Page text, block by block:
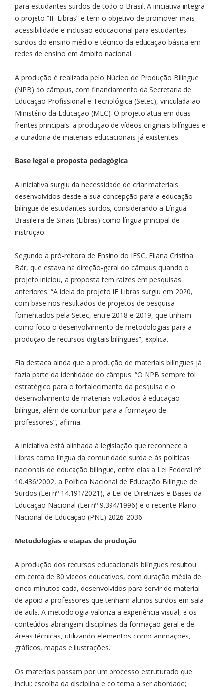
para estudantes surdos de todo o Brasil. A iniciativa integra
o projeto “IF Libras” e tem o objetivo de promover mais
acessibilidade e inclusão educacional para estudantes
surdos do ensino médio e técnico da educação básica em
redes de ensino em âmbito nacional.
A produção é realizada pelo Núcleo de Produção Bilíngue
(NPB) do câmpus, com financiamento da Secretaria de
Educação Profissional e Tecnológica (Setec), vinculada ao
Ministério da Educação (MEC). O projeto atua em duas
frentes principais: a produção de vídeos originais bilíngues e
a curadoria de materiais educacionais já existentes.
Base legal e proposta pedagógica
A iniciativa surgiu da necessidade de criar materiais
desenvolvidos desde a sua concepção para a educação
bilíngue de estudantes surdos, considerando a Língua
Brasileira de Sinais (Libras) como língua principal de
instrução.
Segundo a pró-reitora de Ensino do IFSC, Eliana Cristina
Bär, que estava na direção-geral do câmpus quando o
projeto iniciou, a proposta tem raízes em pesquisas
anteriores. “A ideia do projeto IF Libras surgiu em 2020,
com base nos resultados de projetos de pesquisa
fomentados pela Setec, entre 2018 e 2019, que tinham
como foco o desenvolvimento de metodologias para a
produção de recursos digitais bilíngues”, explica.
Ela destaca ainda que a produção de materiais bilíngues já
fazia parte da identidade do câmpus. “O NPB sempre foi
estratégico para o fortalecimento da pesquisa e o
desenvolvimento de materiais voltados à educação
bilíngue, além de contribuir para a formação de
professores”, afirma.
A iniciativa está alinhada à legislação que reconhece a
Libras como língua da comunidade surda e às políticas
nacionais de educação bilíngue, entre elas a Lei Federal nº
10.436/2002, a Política Nacional de Educação Bilíngue de
Surdos (Lei nº 14.191/2021), a Lei de Diretrizes e Bases da
Educação Nacional (Lei nº 9.394/1996) e o recente Plano
Nacional de Educação (PNE) 2026-2036.
Metodologias e etapas de produção
A produção dos recursos educacionais bilíngues resultou
em cerca de 80 vídeos educativos, com duração média de
cinco minutos cada, desenvolvidos para servir de material
de apoio a professores que tenham alunos surdos em sala
de aula. A metodologia valoriza a experiência visual, e os
conteúdos abrangem disciplinas da formação geral e de
áreas técnicas, utilizando elementos como animações,
gráficos, mapas e ilustrações.
Os materiais passam por um processo estruturado que
inclui: escolha da disciplina e do tema a ser abordado;